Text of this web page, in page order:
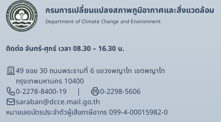
กรมการเปลี่ยนแปลงสภาพภูมิอากาศและสิ่งแวดล้อม
Department of Climate Change and Environment
ติดต่อ จันทร์-ศุกร์ เวลา 08.30 – 16.30 น.
49 ซอย 30 ถนนพระรามที่ 6 แขวงพญาไท เขตพญาไท
กรุงเทพมหานคร 10400
0-2278-8400-19
0-2298-5606
saraban@dcce.mail.go.th
หมายเลขบัตรประจําตัวผู้เสียภาษีอากร 099-4-00015982-0